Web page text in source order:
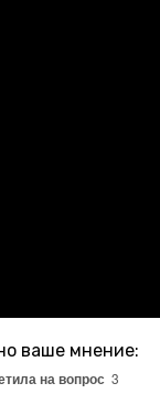
ваше мнение:
на вопрос 3